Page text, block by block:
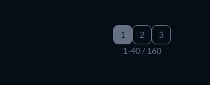
1 2
3
1-40 / 160